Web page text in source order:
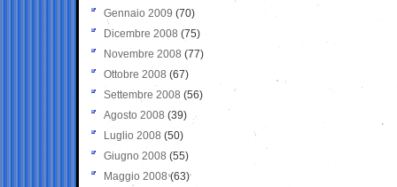
Gennaio 2009 (70)
Dicembre 2008 (75)
Novembre 2008 (77)
Ottobre 2008 (67)
Settembre 2008 (56)
Agosto 2008 (39)
Luglio 2008 (50)
Giugno 2008 (55)
Maggio 2008(63)